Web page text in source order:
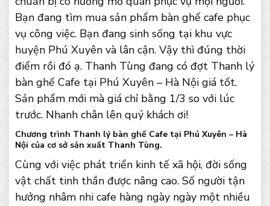
Bạn đang tìm mua sản phẩm bàn ghế cafe phục
vụ công việc. Bạn đang sinh sống tại khu vực
huyện Phú Xuyên và lân cận. Vậy thì đúng thời
điểm rồi đó ạ. Thanh Tùng đang có đợt Thanh lý
bàn ghế Cafe tại Phú Xuyên – Hà Nội giá tốt.
Sản phẩm mới mà giá chỉ bằng 1/3 so với lúc
trước. Nhanh chân lên quý khách ơi!
Chương trình Thanh lý bàn ghế Cafe tại Phú Xuyên – Hà
Nội của cơ sở sản xuất Thanh Tùng.
Cùng với việc phát triển kinh tế xã hội, đời sống
vật chất tinh thần được nâng cao. Số người tận
hưởng nhâm nhi cafe hàng ngày ngày một nhiều